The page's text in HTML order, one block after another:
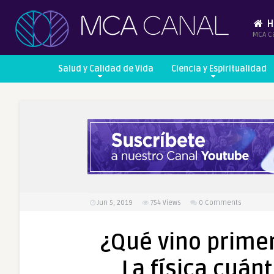
MCA
Salud y Calidad de Vida Ciencia y Espiritualidad
Jun 5, 2019 754 Views 0 Comments
¿Qué vino